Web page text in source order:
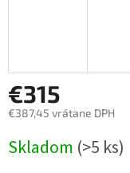
€315
€387,45 vrátane DPH
cena:
Skladom (>5 ks)